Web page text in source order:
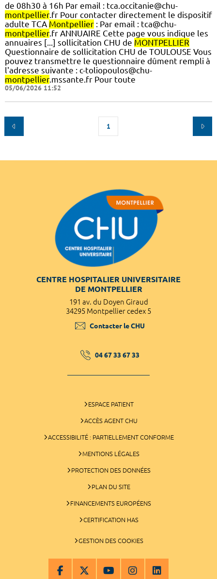
de 08h30 à 16h Par email : tca.occitanie@chu-
montpellier.fr Pour contacter directement le dispositif
adulte TCA Montpellier : Par email : tca@chu-
montpellier.fr ANNUAIRE Cette page vous indique les
annuaires [...] sollicitation CHU de MONTPELLIER
Questionnaire de sollicitation CHU de TOULOUSE Vous
pouvez transmettre le questionnaire dûment rempli à
l'adresse suivante : c-toliopoulos@chu-
montpellier.mssante.fr Pour toute
05/06/2026 11:52
1
CENTRE HOSPITALIER UNIVERSITAIRE
DE MONTPELLIER
191 av. du Doyen Giraud
34295 Montpellier cedex 5
Contacter le CHU
04 67 33 67 33
ESPACE PATIENT
ACCÈS AGENT CHU
ACCESSIBILITÉ : PARTIELLEMENT CONFORME
MENTIONS LÉGALES
PROTECTION DES DONNÉES
PLAN DU SITE
FINANCEMENTS EUROPÉENS
CERTIFICATION HAS
GESTION DES COOKIES